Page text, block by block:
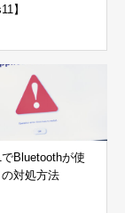
】
Bluetoothが使
対処方法